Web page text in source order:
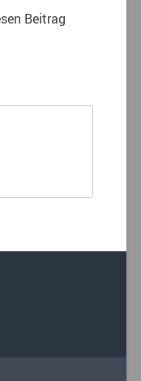
Beitrag